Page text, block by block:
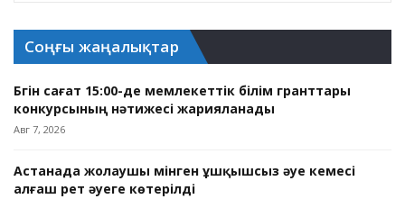
Соңғы жаңалықтар
Бүгін сағат 15:00-де мемлекеттік білім гранттары
конкурсының нәтижесі жарияланады
Авг 7, 2026
Астанада жолаушы мінген ұшқышсыз әуе кемесі
алғаш рет әуеге көтерілді